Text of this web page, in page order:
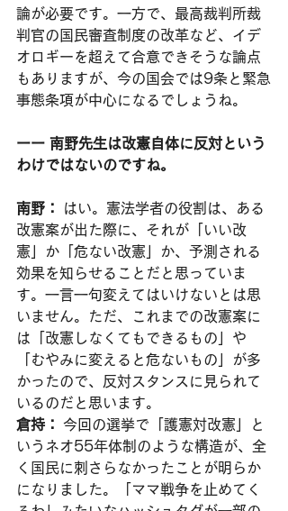
論が必要です。一方で、最高裁判所裁
判官の国民審査制度の改革など、イデ
オロギーを超えて合意できそうな論点
もありますが、今の国会では9条と緊急
事態条項が中心になるでしょうね。
ーー 南野先生は改憲自体に反対という
わけではないのですね。
南野：
はい。憲法学者の役割は、ある
改憲案が出た際に、それが「いい改
憲」か「危ない改憲」か、予測される
効果を知らせることだと思っていま
す。一言一句変えてはいけないとは思
いません。ただ、これまでの改憲案に
は「改憲しなくてもできるもの」や
「むやみに変えると危ないもの」が多
かったので、反対スタンスに見られて
いるのだと思います。
倉持：
今回の選挙で「護憲対改憲」と
いうネオ55年体制のような構造が、全
く国民に刺さらなかったことが明らか
になりました。「ママ戦争を止めてく